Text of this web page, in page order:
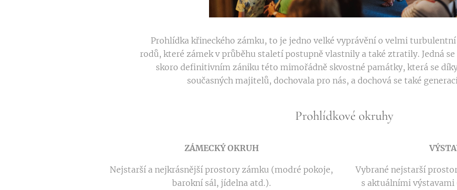
Prohlídka křineckého zámku, to je jedno velké vyprávění o velmi
rodů, které zámek v průběhu staletí postupně vlastnily a také ztratily. Jedná
skoro definitivním zániku této mimořádně skvostné památky, která se
současných majitelů, dochovala pro nás, a dochová se také
Prohlídkové okruhy
ZÁMECKÝ OKRUH
Nejstarší a nejkrásnější prostory zámku (modré pokoje,
barokní sál, jídelna atd.).
Vybrané nejstarší
s aktuálními